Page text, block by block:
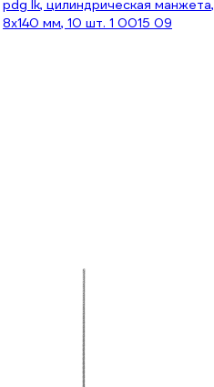
pdg lk, цилиндрическая манжета,
8x140 мм, 10 шт. 1 0015 09